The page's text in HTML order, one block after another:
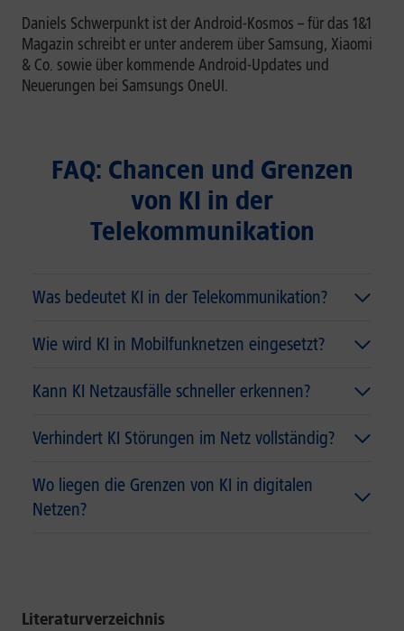
Daniels Schwerpunkt ist der Android-Kosmos – für das 1&1
Magazin schreibt er unter anderem über Samsung, Xiaomi
& Co. sowie über kommende Android-Updates und
Neuerungen bei Samsungs OneUI.
FAQ: Chancen und Grenzen
von KI in der
Telekommunikation
Was bedeutet KI in der Telekommunikation?
Wie wird KI in Mobilfunknetzen eingesetzt?
Kann KI Netzausfälle schneller erkennen?
Verhindert KI Störungen im Netz vollständig?
Wo liegen die Grenzen von KI in digitalen
Netzen?
Literaturverzeichnis